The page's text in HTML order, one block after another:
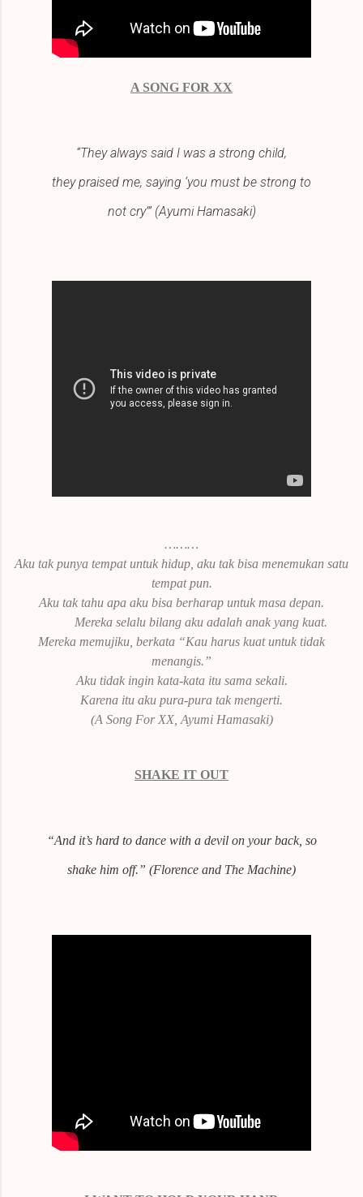
A SONG FOR XX
“They always said I was a strong child,
they praised me, saying ‘you must be strong to
not cry’” (Ayumi Hamasaki)
………
Aku tak punya tempat untuk hidup, aku tak bisa menemukan satu
tempat pun.
Aku tak tahu apa aku bisa berharap untuk masa depan.
Mereka selalu bilang aku adalah anak yang kuat.
Mereka memujiku, berkata “Kau harus kuat untuk tidak
menangis.”
Aku tidak ingin kata-kata itu sama sekali.
Karena itu aku pura-pura tak mengerti.
(A Song For XX, Ayumi Hamasaki)
SHAKE IT OUT
“And it’s hard to dance with a devil on your back, so
shake him off.” (Florence and The Machine)